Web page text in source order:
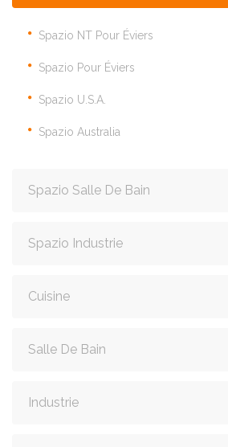
Spazio NT Pour Éviers
Spazio Pour Éviers
Spazio U.S.A.
Spazio Australia
Spazio Salle De Bain
Spazio Industrie
Cuisine
Salle De Bain
Industrie